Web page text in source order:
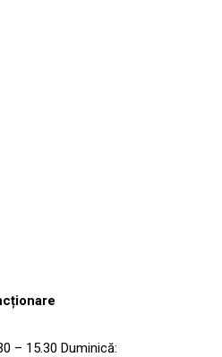
– 15.30 Duminică: